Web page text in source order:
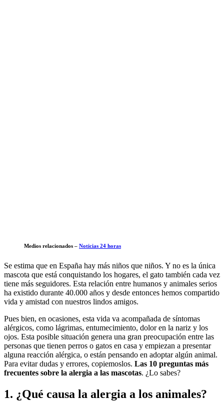
Medios relacionados – Noticias 24 horas
Se estima que en España hay más niños que niños. Y no es la única
mascota que está conquistando los hogares, el gato también cada vez
tiene más seguidores. Esta relación entre humanos y animales serios
ha existido durante 40.000 años y desde entonces hemos compartido
vida y amistad con nuestros lindos amigos.
Pues bien, en ocasiones, esta vida va acompañada de síntomas
alérgicos, como lágrimas, entumecimiento, dolor en la nariz y los
ojos. Esta posible situación genera una gran preocupación entre las
personas que tienen perros o gatos en casa y empiezan a presentar
alguna reacción alérgica, o están pensando en adoptar algún animal.
Para evitar dudas y errores, copiemoslos. Las 10 preguntas más
frecuentes sobre la alergia a las mascotas. ¿Lo sabes?
1. ¿Qué causa la alergia a los animales?